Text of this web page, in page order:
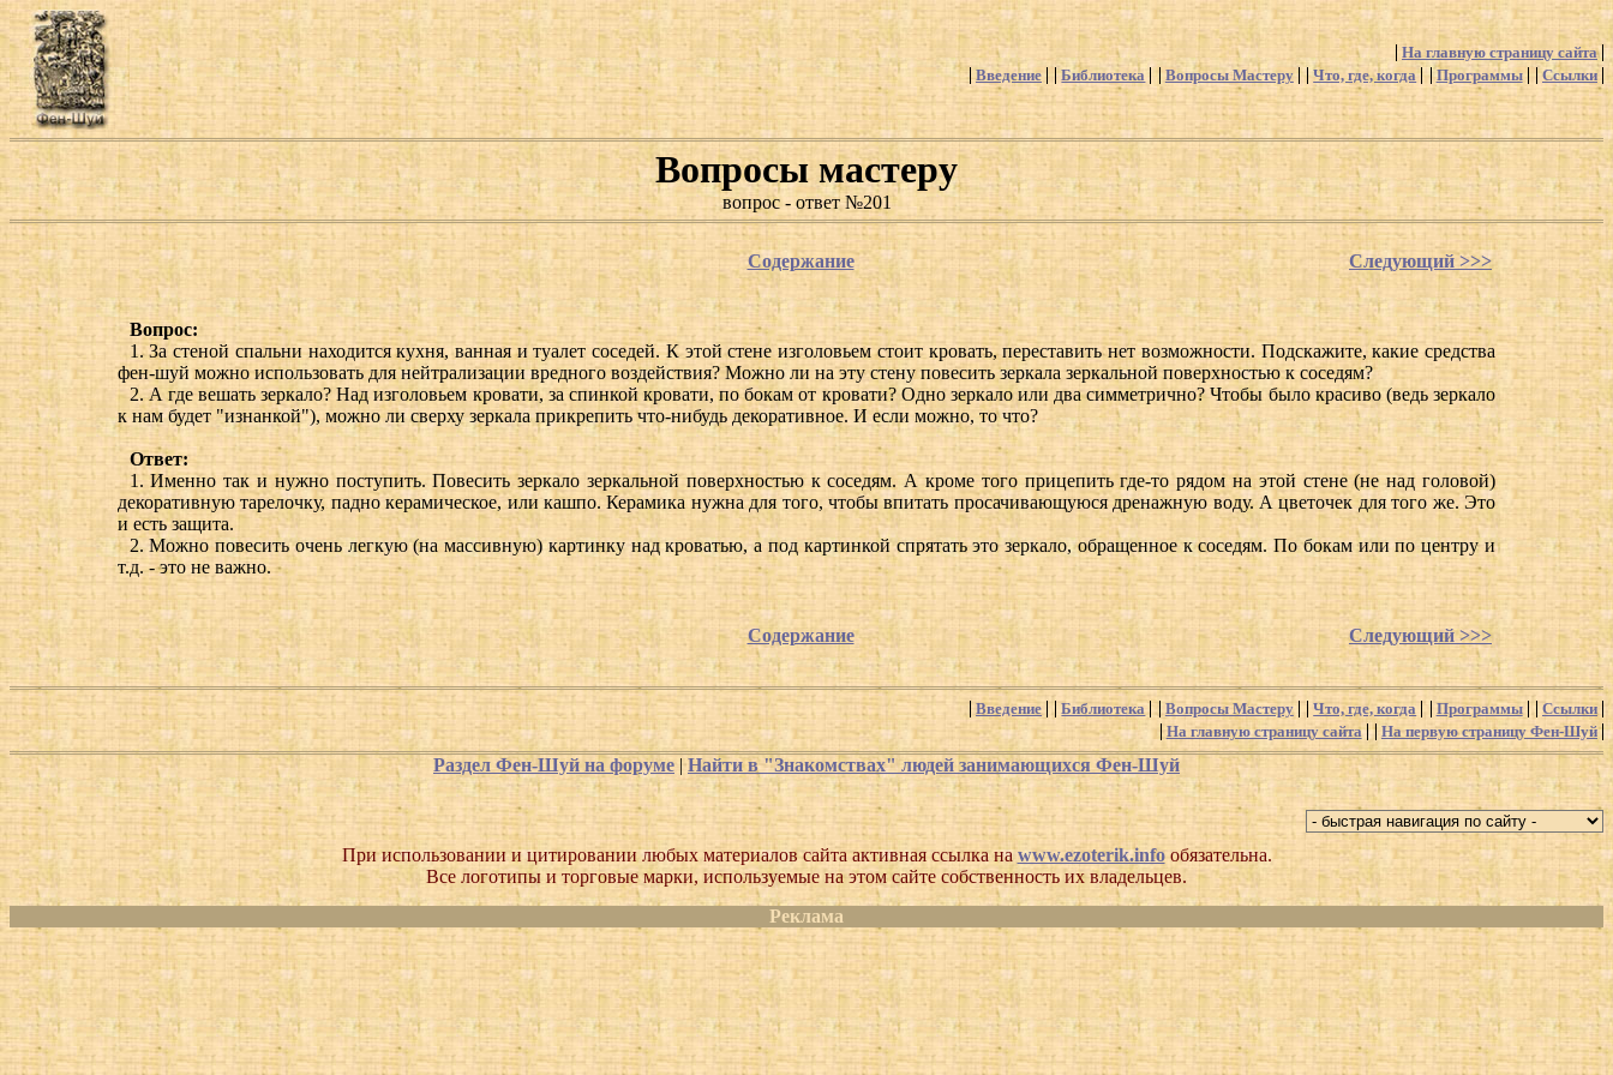
На главную страницу сайта
Введение
Библиотека Вопросы Мастеру Что, где, когда Программы Ссылки
Вопросы мастеру
вопрос - ответ №201
Содержание Следующий >>>
Вопрос:
1. За стеной спальни находится кухня, ванная и туалет соседей. К этой стене изголовьем стоит кровать, переставить нет возможности. Подскажите, какие средства
фен-шуй можно использовать для нейтрализации вредного воздействия? Можно ли на эту стену повесить зеркала зеркальной поверхностью к соседям?
2. А где вешать зеркало? Над изголовьем кровати, за спинкой кровати, по бокам от кровати? Одно зеркало или два симметрично? Чтобы было красиво (ведь зеркало
к нам будет "изнанкой"), можно ли сверху зеркала прикрепить что-нибудь декоративное. И если можно, то что?
Ответ:
1. Именно так и нужно поступить. Повесить зеркало зеркальной поверхностью к соседям. А кроме того прицепить где-то рядом на этой стене (не над головой)
декоративную тарелочку, падно керамическое, или кашпо. Керамика нужна для того, чтобы впитать просачивающуюся дренажную воду. А цветочек для того же. Это
и есть защита.
2. Можно повесить очень легкую (на массивную) картинку над кроватью, а под картинкой спрятать это зеркало, обращенное к соседям. По бокам или по центру и
т.д. - это не важно.
Содержание Следующий >>>
Введение Библиотека Вопросы Мастеру Что, где, когда Программы
Ссылки
На главную страницу сайта
На первую страницу Фен-Шуй
Раздел Фен-Шуй на форуме |Найти в "Знакомствах" людей занимающихся Фен-Шуй
При использовании и цитировании любых материалов сайта активная ссылка наwww.ezoterik.infoобязательна.
Все логотипы и торговые марки, используемые на этом сайте собственность их владельцев.
Реклама